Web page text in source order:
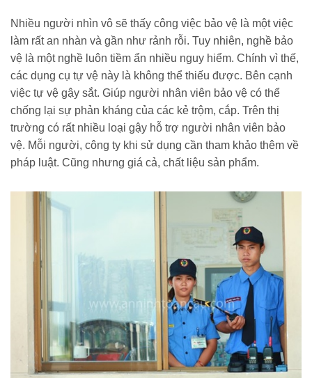
Nhiều người nhìn vô sẽ thấy công việc bảo vệ là một việc
làm rất an nhàn và gần như rảnh rỗi. Tuy nhiên, nghề bảo
vệ là một nghề luôn tiềm ẩn nhiều nguy hiểm. Chính vì thế,
các dụng cụ tự vệ này là không thể thiếu được. Bên cạnh
việc tự vệ gậy sắt. Giúp người nhân viên bảo vệ có thể
chống lại sự phản kháng của các kẻ trộm, cắp. Trên thị
trường có rất nhiều loại gậy hỗ trợ người nhân viên bảo
vệ. Mỗi người, công ty khi sử dụng cần tham khảo thêm về
pháp luật. Cũng nhưng giá cả, chất liệu sản phẩm.